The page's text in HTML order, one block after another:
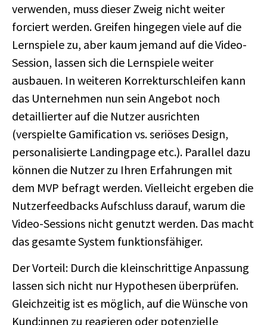
verwenden, muss dieser Zweig nicht weiter
forciert werden. Greifen hingegen viele auf die
Lernspiele zu, aber kaum jemand auf die Video-
Session, lassen sich die Lernspiele weiter
ausbauen. In weiteren Korrekturschleifen kann
das Unternehmen nun sein Angebot noch
detaillierter auf die Nutzer ausrichten
(verspielte Gamification vs. seriöses Design,
personalisierte Landingpage etc.). Parallel dazu
können die Nutzer zu Ihren Erfahrungen mit
dem MVP befragt werden. Vielleicht ergeben die
Nutzerfeedbacks Aufschluss darauf, warum die
Video-Sessions nicht genutzt werden. Das macht
das gesamte System funktionsfähiger.
Der Vorteil: Durch die kleinschrittige Anpassung
lassen sich nicht nur Hypothesen überprüfen.
Gleichzeitig ist es möglich, auf die Wünsche von
Kund:innen zu reagieren oder potenzielle